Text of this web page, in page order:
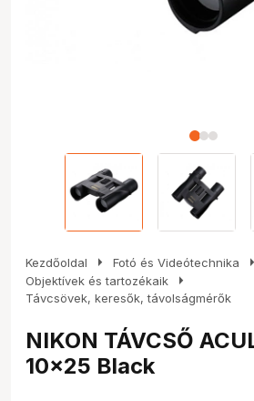
Kezdőoldal arrow_right Fotó és Videótechnika arrow_right
Objektívek és tartozékaik arrow_right
Távcsövek, keresők, távolságmérők
NIKON TÁVCSŐ
10x25 Black